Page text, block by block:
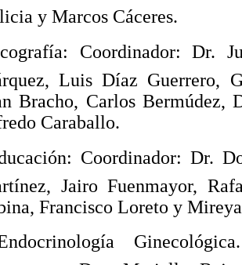
y Marcos Cáceres.
Coordinador: Dr.
Luis Díaz Guerrero,
Bracho, Carlos
Caraballo.
Coordinador: Dr.
Jairo Fuenmayor,
Francisco Loreto y
Endocrinología